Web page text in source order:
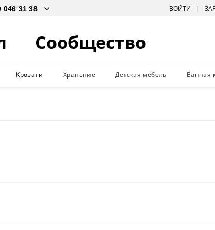
ВОЙТИ
Сообщество
Кровати Хранение Детская мебель Ванная